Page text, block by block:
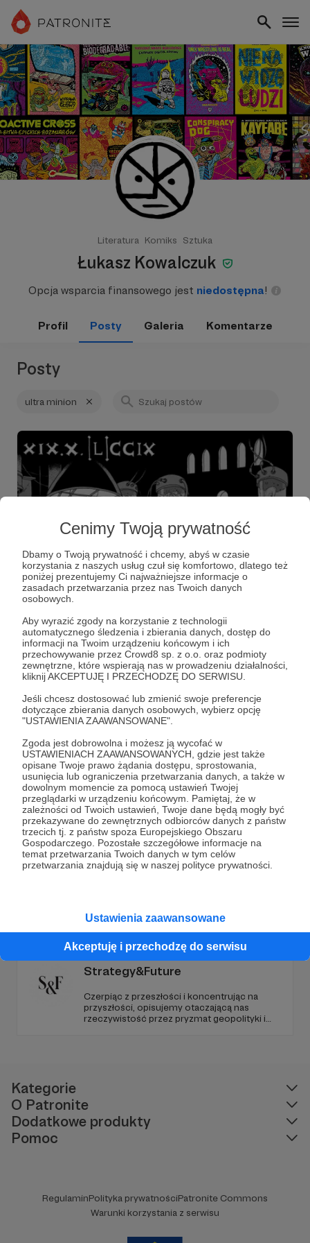
Cenimy Twoją prywatność
Dbamy o Twoją prywatność i chcemy, abyś w czasie
korzystania z naszych usług czuł się komfortowo, dlatego też
poniżej prezentujemy Ci najważniejsze informacje o
zasadach przetwarzania przez nas Twoich danych
osobowych.
Aby wyrazić zgody na korzystanie z technologii
automatycznego śledzenia i zbierania danych, dostęp do
informacji na Twoim urządzeniu końcowym i ich
przechowywanie przez Crowd8 sp. z o.o. oraz podmioty
zewnętrzne, które wspierają nas w prowadzeniu działalności,
kliknij AKCEPTUJĘ I PRZECHODZĘ DO SERWISU.
Jeśli chcesz dostosować lub zmienić swoje preferencje
dotyczące zbierania danych osobowych, wybierz opcję
"USTAWIENIA ZAAWANSOWANE".
Zgoda jest dobrowolna i możesz ją wycofać w
USTAWIENIACH ZAAWANSOWANYCH, gdzie jest także
opisane Twoje prawo żądania dostępu, sprostowania,
usunięcia lub ograniczenia przetwarzania danych, a także w
dowolnym momencie za pomocą ustawień Twojej
przeglądarki w urządzeniu końcowym. Pamiętaj, że w
zależności od Twoich ustawień, Twoje dane będą mogły być
przekazywane do zewnętrznych odbiorców danych z państw
trzecich tj. z państw spoza Europejskiego Obszaru
Gospodarczego. Pozostałe szczegółowe informacje na
temat przetwarzania Twoich danych w tym celów
przetwarzania znajdują się w naszej polityce prywatności.
Ustawienia zaawansowane
Akceptuję i przechodzę do serwisu
Literatura Komiks Sztuka
Łukasz Kowalczuk
Opcja wsparcia finansowego jest niedostępna!
Profil Posty Galeria Komentarze
Posty
ultra minion
13.05.2020 ● Brak komentarzy
tylko!)
Mój scenariusz komiksu Ultra Minion narysowanego przez
Maćka Czapiewskiego. Dla Patronów 13+.
czapiewski komiks kowalczuk +2
Promowani autorzy
Dariusz Rosiak
6534 patronów 111260 zł miesięcznie
wydarzeń na świecie. W formie podcastu albo
programów na żywo z różnych miejsc na
ziemi.
Strategy&Future
Czerpiąc z przeszłości i koncentrując na
przyszłości, opisujemy otaczającą nas
rzeczywistość przez pryzmat geopolityki i
Kategorie
O Patronite
Dodatkowe produkty
Pomoc
RegulaminPolityka prywatnościPatronite Commons
Warunki korzystania z serwisu